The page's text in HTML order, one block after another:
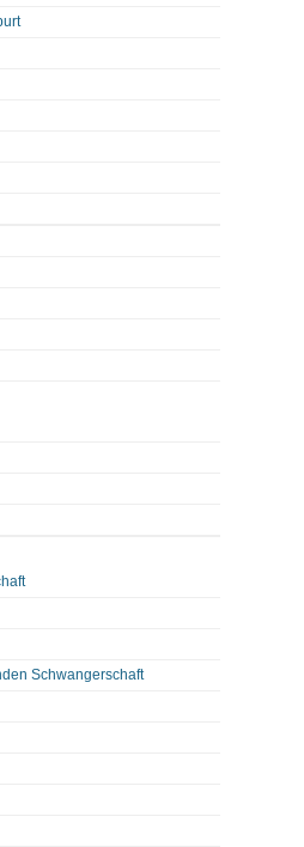
Schwangerschaft